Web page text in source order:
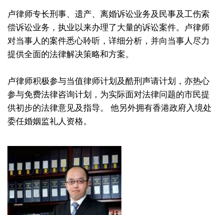
卢律师专长刑事、遗产、离婚诉讼业务及民事及工伤索
偿诉讼业务，执业以来办理了大量的诉讼案件。卢律师
对当事人的案件悉心聆听，详细分析，并向当事人尽力
提供全面的法律解决策略和方案。
卢律师积极参与当值律师计划及酷刑声请计划，亦热心
参与免费法律咨询计划，为实际面对法律问题的市民提
供初步的法律意见及指导。 他另外拥有香港政府入境处
委任婚姻监礼人资格。